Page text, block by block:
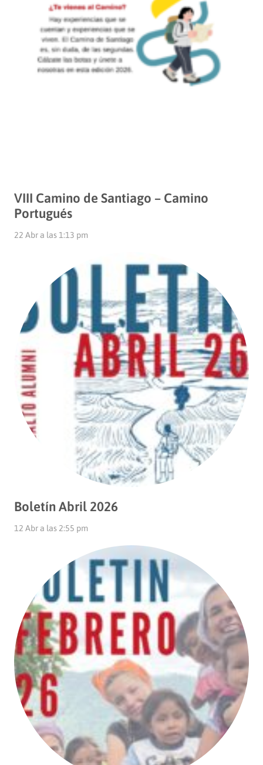
VIII Camino de Santiago – Camino
Portugués
22 Abr a las 1:13 pm
Boletín Abril 2026
12 Abr a las 2:55 pm